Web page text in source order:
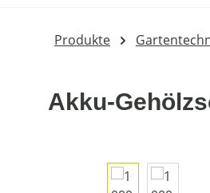
Produkte
Akku-
Bildergalerie überspringen